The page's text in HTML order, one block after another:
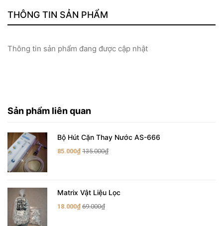
THÔNG TIN SẢN PHẨM
Thông tin sản phẩm đang được cập nhật
Sản phẩm liên quan
Bộ Hút Cặn Thay Nước AS-666
85.000₫ 135.000₫
Matrix Vật Liệu Lọc
18.000₫ 69.000₫